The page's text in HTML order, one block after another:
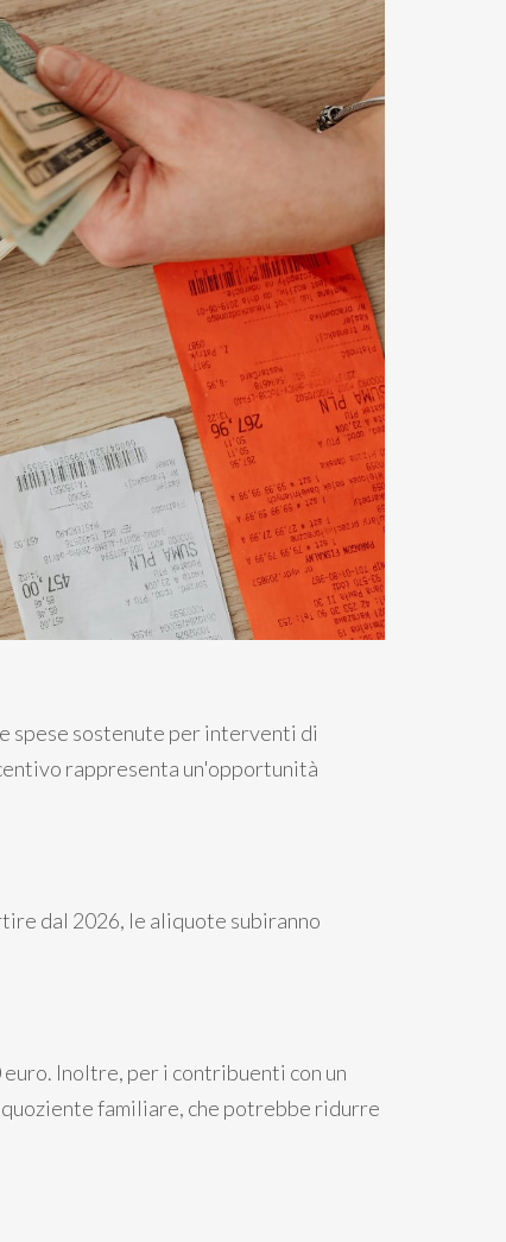
spese sostenute per interventi di
rappresenta un'opportunità
dal 2026, le aliquote subiranno
Inoltre, per i contribuenti con un
familiare, che potrebbe ridurre